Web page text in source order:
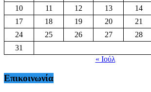
10
11 12 13 14
17
18 19 20 21
24
25 26 27 28
31
« Ιούλ
Επικοινωνία